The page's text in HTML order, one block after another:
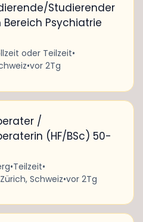
Studierender
Bereich Psychiatrie
oder Teilzeit•
•vor 2Tg
/
(HF/BSc) 50-
•Teilzeit•
Schweiz•vor 2Tg